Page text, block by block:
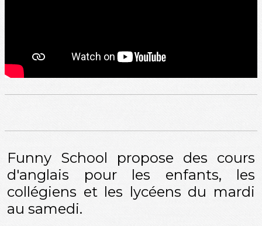
Funny School propose des cours
d'anglais pour les enfants, les
collégiens et les lycéens du mardi
au samedi.